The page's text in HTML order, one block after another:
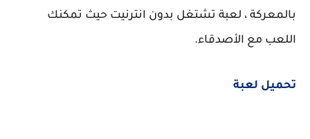
بالمعركة ، لعبة تشتغل بدون انترنيت حيث تمكنك
اللعب مع الأصدقاء.
تحميل لعبة